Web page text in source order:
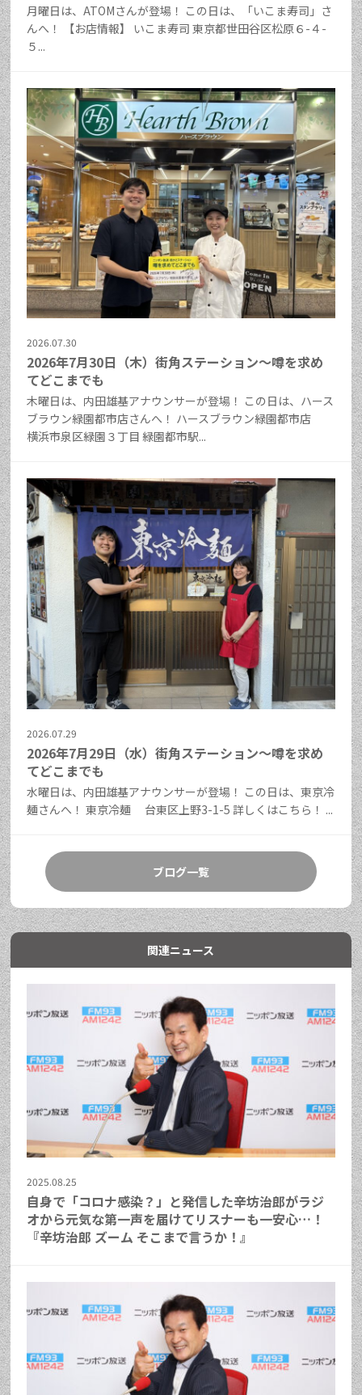
月曜日は、ATOMさんが登場！ この日は、「いこま寿司」さ
んへ！ 【お店情報】 いこま寿司 東京都世田谷区松原６-４-
５...
2026.07.30
2026年7月30日（木）街角ステーション～噂を求め
てどこまでも
木曜日は、内田雄基アナウンサーが登場！ この日は、ハース
ブラウン緑園都市店さんへ！ ハースブラウン緑園都市店
横浜市泉区緑園３丁目 緑園都市駅...
2026.07.29
2026年7月29日（水）街角ステーション～噂を求め
てどこまでも
水曜日は、内田雄基アナウンサーが登場！ この日は、東京冷
麺さんへ！ 東京冷麺 台東区上野3-1-5 詳しくはこちら！ ...
ブログ一覧
関連ニュース
2025.08.25
自身で「コロナ感染？」と発信した辛坊治郎がラジ
オから元気な第一声を届けてリスナーも一安心…！
『辛坊治郎 ズーム そこまで言うか！』